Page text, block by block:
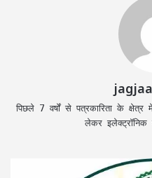
पिछले 7 वर्षों से पत्रकारिता के
लेकर इलेक्ट्रॉनिक